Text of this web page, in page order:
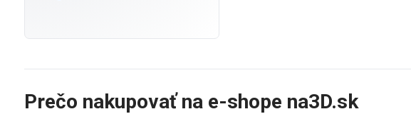
Prečo nakupovať na e-shope na3D.sk